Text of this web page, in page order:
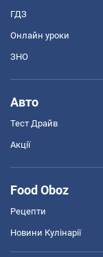
ГДЗ
Онлайн уроки
ЗНО
Авто
Тест Драйв
Акції
Food Oboz
Рецепти
Новини Кулінарії